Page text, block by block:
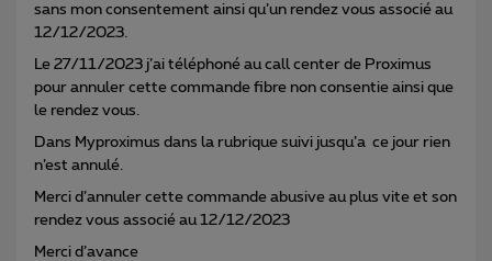
sans mon consentement ainsi qu’un rendez vous associé au
12/12/2023.
Le 27/11/2023 j’ai téléphoné au call center de Proximus
pour annuler cette commande fibre non consentie ainsi que
le rendez vous.
Dans Myproximus dans la rubrique suivi jusqu’a ce jour rien
n’est annulé.
Merci d’annuler cette commande abusive au plus vite et son
rendez vous associé au 12/12/2023
Merci d’avance